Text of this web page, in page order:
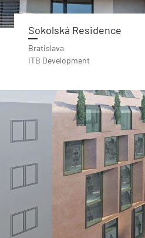
Sokolská Residence
Bratislava
ITB Development